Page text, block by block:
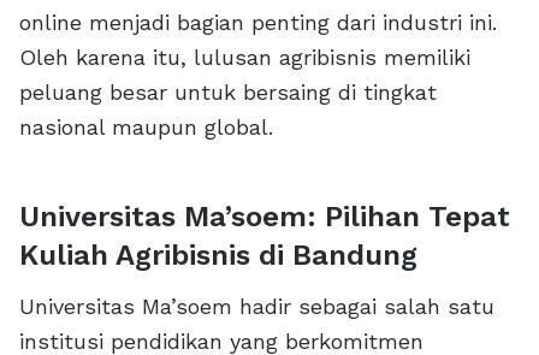
online menjadi bagian penting dari industri ini.
Oleh karena itu, lulusan agribisnis memiliki
peluang besar untuk bersaing di tingkat
nasional maupun global.
Universitas Ma’soem: Pilihan Tepat
Kuliah Agribisnis di Bandung
Universitas Ma’soem hadir sebagai salah satu
institusi pendidikan yang berkomitmen